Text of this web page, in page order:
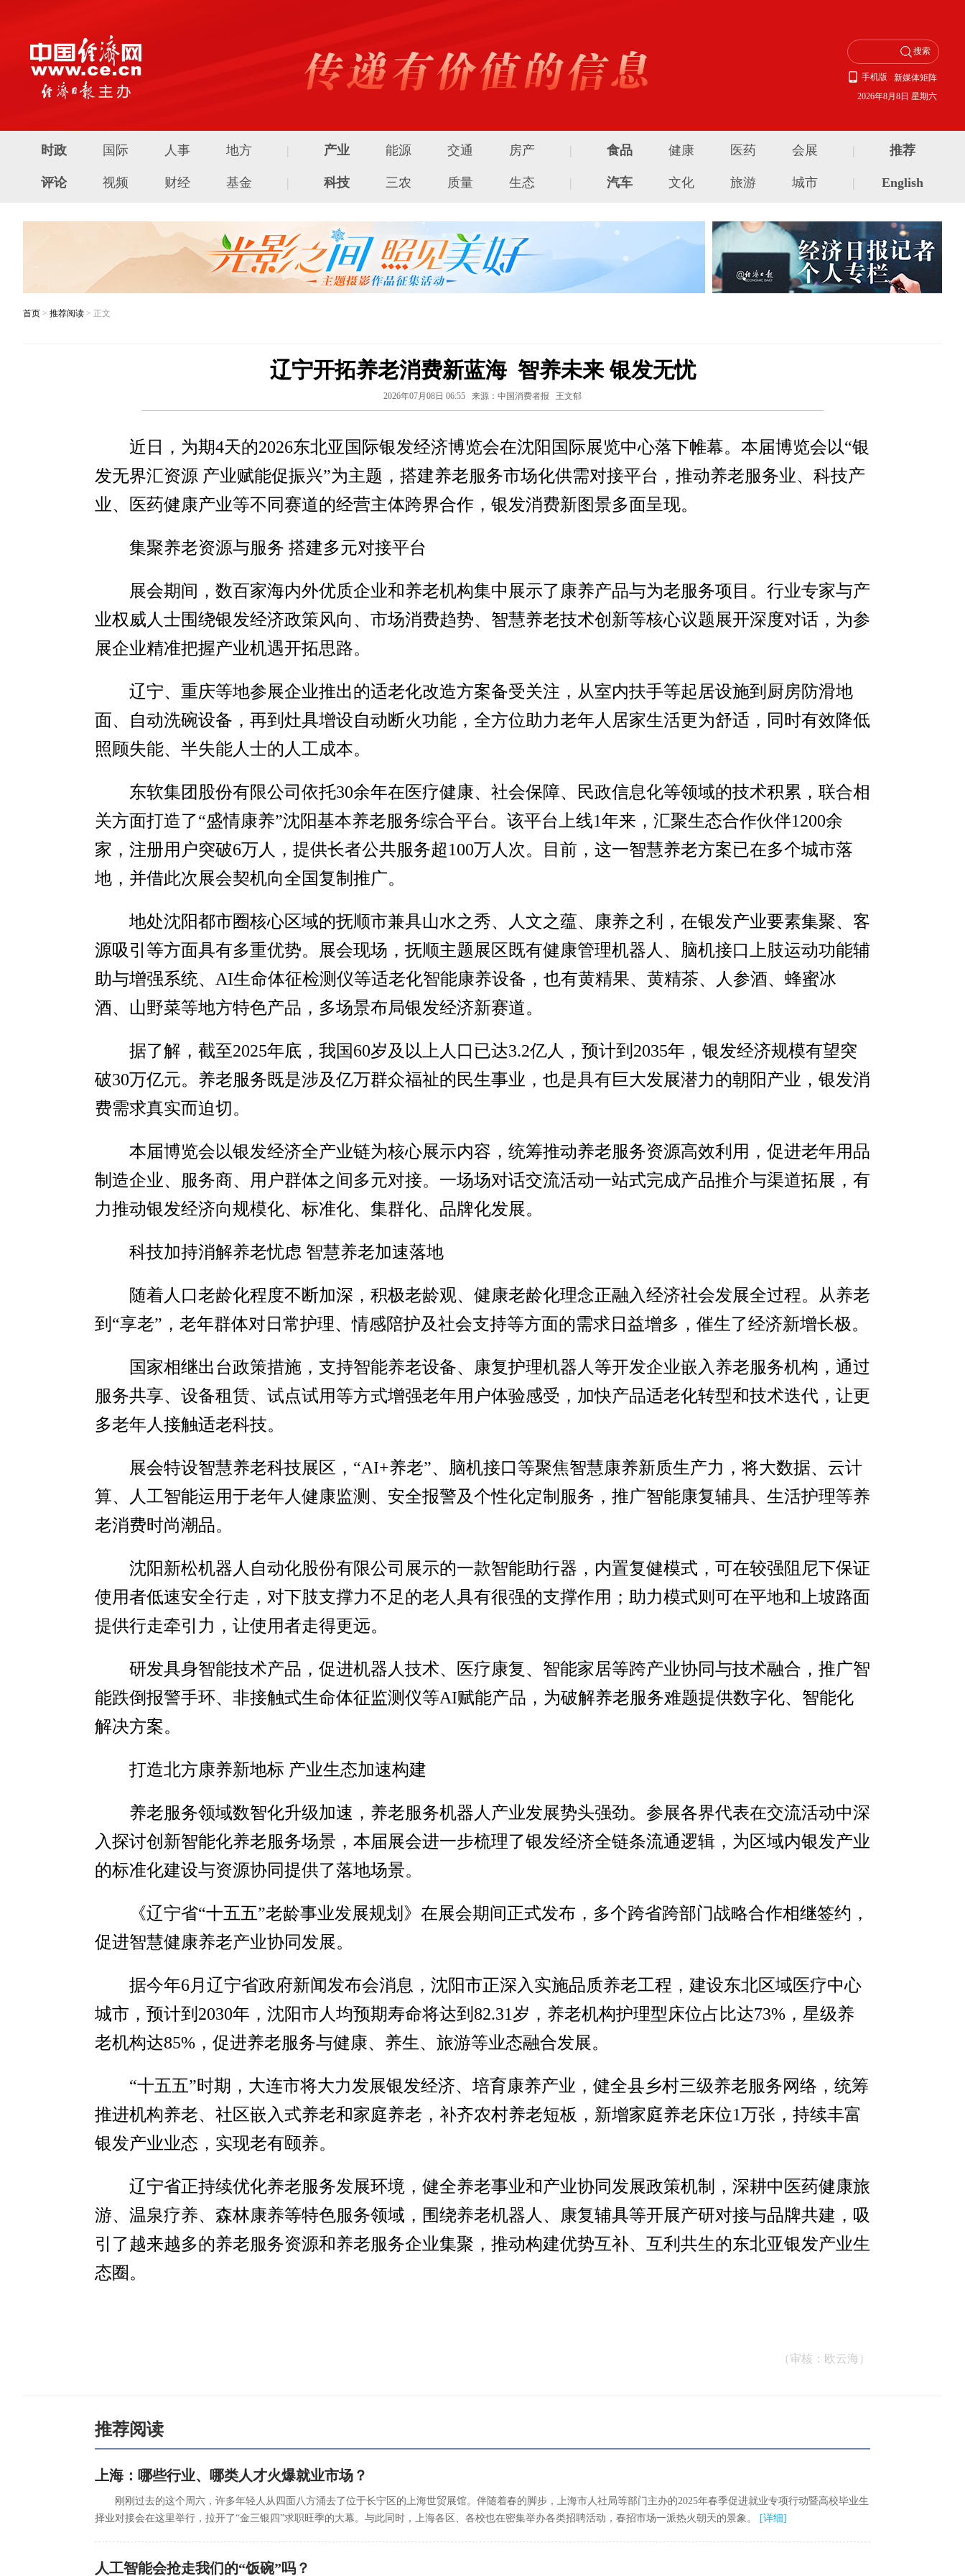
新媒体矩阵
手机版
2026年8月8日 星期六
时政 国际 人事 地方 | 产业 能源 交通 房产 | 食品 健康 医药 会展 | 推荐
评论 视频 财经 基金 | 科技 三农 质量 生态 | 汽车 文化 旅游 城市 | English
首页 > 推荐阅读 > 正文
辽宁开拓养老消费新蓝海 智养未来 银发无忧
2026年07月08日 06:55 来源：中国消费者报 王文郁
近日，为期4天的2026东北亚国际银发经济博览会在沈阳国际展览中心落下帷幕。本届博览会以“银
发无界汇资源 产业赋能促振兴”为主题，搭建养老服务市场化供需对接平台，推动养老服务业、科技产
业、医药健康产业等不同赛道的经营主体跨界合作，银发消费新图景多面呈现。
集聚养老资源与服务 搭建多元对接平台
展会期间，数百家海内外优质企业和养老机构集中展示了康养产品与为老服务项目。行业专家与产
业权威人士围绕银发经济政策风向、市场消费趋势、智慧养老技术创新等核心议题展开深度对话，为参
展企业精准把握产业机遇开拓思路。
辽宁、重庆等地参展企业推出的适老化改造方案备受关注，从室内扶手等起居设施到厨房防滑地
面、自动洗碗设备，再到灶具增设自动断火功能，全方位助力老年人居家生活更为舒适，同时有效降低
照顾失能、半失能人士的人工成本。
东软集团股份有限公司依托30余年在医疗健康、社会保障、民政信息化等领域的技术积累，联合相
关方面打造了“盛情康养”沈阳基本养老服务综合平台。该平台上线1年来，汇聚生态合作伙伴1200余
家，注册用户突破6万人，提供长者公共服务超100万人次。目前，这一智慧养老方案已在多个城市落
地，并借此次展会契机向全国复制推广。
地处沈阳都市圈核心区域的抚顺市兼具山水之秀、人文之蕴、康养之利，在银发产业要素集聚、客
源吸引等方面具有多重优势。展会现场，抚顺主题展区既有健康管理机器人、脑机接口上肢运动功能辅
助与增强系统、AI生命体征检测仪等适老化智能康养设备，也有黄精果、黄精茶、人参酒、蜂蜜冰
酒、山野菜等地方特色产品，多场景布局银发经济新赛道。
据了解，截至2025年底，我国60岁及以上人口已达3.2亿人，预计到2035年，银发经济规模有望突
破30万亿元。养老服务既是涉及亿万群众福祉的民生事业，也是具有巨大发展潜力的朝阳产业，银发消
费需求真实而迫切。
本届博览会以银发经济全产业链为核心展示内容，统筹推动养老服务资源高效利用，促进老年用品
制造企业、服务商、用户群体之间多元对接。一场场对话交流活动一站式完成产品推介与渠道拓展，有
力推动银发经济向规模化、标准化、集群化、品牌化发展。
科技加持消解养老忧虑 智慧养老加速落地
随着人口老龄化程度不断加深，积极老龄观、健康老龄化理念正融入经济社会发展全过程。从养老
到“享老”，老年群体对日常护理、情感陪护及社会支持等方面的需求日益增多，催生了经济新增长极。
国家相继出台政策措施，支持智能养老设备、康复护理机器人等开发企业嵌入养老服务机构，通过
服务共享、设备租赁、试点试用等方式增强老年用户体验感受，加快产品适老化转型和技术迭代，让更
多老年人接触适老科技。
展会特设智慧养老科技展区，“AI+养老”、脑机接口等聚焦智慧康养新质生产力，将大数据、云计
算、人工智能运用于老年人健康监测、安全报警及个性化定制服务，推广智能康复辅具、生活护理等养
老消费时尚潮品。
沈阳新松机器人自动化股份有限公司展示的一款智能助行器，内置复健模式，可在较强阻尼下保证
使用者低速安全行走，对下肢支撑力不足的老人具有很强的支撑作用；助力模式则可在平地和上坡路面
提供行走牵引力，让使用者走得更远。
研发具身智能技术产品，促进机器人技术、医疗康复、智能家居等跨产业协同与技术融合，推广智
能跌倒报警手环、非接触式生命体征监测仪等AI赋能产品，为破解养老服务难题提供数字化、智能化
解决方案。
打造北方康养新地标 产业生态加速构建
养老服务领域数智化升级加速，养老服务机器人产业发展势头强劲。参展各界代表在交流活动中深
入探讨创新智能化养老服务场景，本届展会进一步梳理了银发经济全链条流通逻辑，为区域内银发产业
的标准化建设与资源协同提供了落地场景。
《辽宁省“十五五”老龄事业发展规划》在展会期间正式发布，多个跨省跨部门战略合作相继签约，
促进智慧健康养老产业协同发展。
据今年6月辽宁省政府新闻发布会消息，沈阳市正深入实施品质养老工程，建设东北区域医疗中心
城市，预计到2030年，沈阳市人均预期寿命将达到82.31岁，养老机构护理型床位占比达73%，星级养
老机构达85%，促进养老服务与健康、养生、旅游等业态融合发展。
“十五五”时期，大连市将大力发展银发经济、培育康养产业，健全县乡村三级养老服务网络，统筹
推进机构养老、社区嵌入式养老和家庭养老，补齐农村养老短板，新增家庭养老床位1万张，持续丰富
银发产业业态，实现老有颐养。
辽宁省正持续优化养老服务发展环境，健全养老事业和产业协同发展政策机制，深耕中医药健康旅
游、温泉疗养、森林康养等特色服务领域，围绕养老机器人、康复辅具等开展产研对接与品牌共建，吸
引了越来越多的养老服务资源和养老服务企业集聚，推动构建优势互补、互利共生的东北亚银发产业生
态圈。
（审核：欧云海）
推荐阅读
上海：哪些行业、哪类人才火爆就业市场？
刚刚过去的这个周六，许多年轻人从四面八方涌去了位于长宁区的上海世贸展馆。伴随着春的脚步，上海市人社局等部门主办的2025年春季促进就业专项行动暨高校毕业生
择业对接会在这里举行，拉开了“金三银四”求职旺季的大幕。与此同时，上海各区、各校也在密集举办各类招聘活动，春招市场一派热火朝天的景象。
[详细]
人工智能会抢走我们的“饭碗”吗？